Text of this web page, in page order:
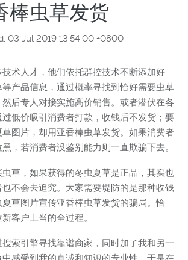
棒虫草发货
03 Jul 2019 13:54:00 +0800
术人才，他们依托群控技术不断添加好
产品信息，通过概率寻找到恰好需要虫草
后专人对接实施高价销售。或者潜伏在各
低价吸引消费者打款，收钱后不发货；要
图片，却用亚香棒虫草发货。如果消费者
，若消费者没鉴别能力则一直欺骗下去。
草，如果获得的冬虫夏草是正品，其实也
不会去追究。大家需要堤防的是那种收钱
草图片宣传亚香棒虫草发货的骗局。恰
客户上当的全过程。
索引擎寻找靠谱商家，同时加了我和另一